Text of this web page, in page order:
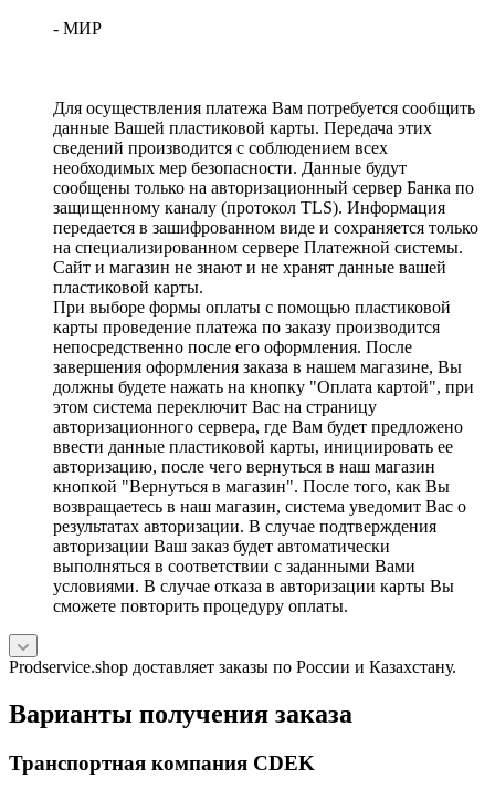
- МИР
Для осуществления платежа Вам потребуется сообщить
данные Вашей пластиковой карты. Передача этих
сведений производится с соблюдением всех
необходимых мер безопасности. Данные будут
сообщены только на авторизационный сервер Банка по
защищенному каналу (протокол TLS). Информация
передается в зашифрованном виде и сохраняется только
на специализированном сервере Платежной системы.
Сайт и магазин не знают и не хранят данные вашей
пластиковой карты.
При выборе формы оплаты с помощью пластиковой
карты проведение платежа по заказу производится
непосредственно после его оформления. После
завершения оформления заказа в нашем магазине, Вы
должны будете нажать на кнопку "Оплата картой", при
этом система переключит Вас на страницу
авторизационного сервера, где Вам будет предложено
ввести данные пластиковой карты, инициировать ее
авторизацию, после чего вернуться в наш магазин
кнопкой "Вернуться в магазин". После того, как Вы
возвращаетесь в наш магазин, система уведомит Вас о
результатах авторизации. В случае подтверждения
авторизации Ваш заказ будет автоматически
выполняться в соответствии с заданными Вами
условиями. В случае отказа в авторизации карты Вы
сможете повторить процедуру оплаты.
Prodservice.shop доставляет заказы по России и Казахстану.
Варианты получения заказа
Транспортная компания CDEK